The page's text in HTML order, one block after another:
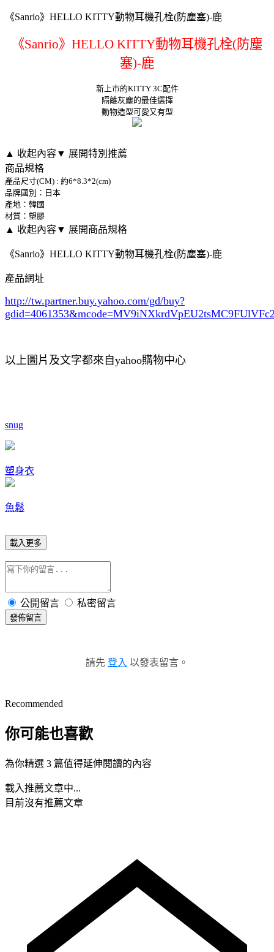
《Sanrio》HELLO KITTY動物耳機孔栓(防塵塞)-鹿
《Sanrio》HELLO KITTY動物耳機孔栓(防塵
塞)-鹿
新上市的KITTY 3C配件
隔離灰塵的最佳選擇
動物造型可愛又有型
▲ 收起內容▼ 展開特別推薦
商品規格
產品尺寸(CM) : 約6*8.3*2(cm)
品牌國別：日本
產地：韓國
材質：塑膠
▲ 收起內容▼ 展開商品規格
《Sanrio》HELLO KITTY動物耳機孔栓(防塵塞)-鹿
產品網址
http://tw.partner.buy.yahoo.com/gd/buy?
gdid=4061353
以上圖片及文字都來自yahoo購物中心
snug
塑身衣
魚鬆
載入更多
公開留言 私密留言
發佈留言
請先 登入 以發表留言。
Recommended
你可能也喜歡
為你精選 3 篇值得延伸閱讀的內容
載入推薦文章中...
目前沒有推薦文章